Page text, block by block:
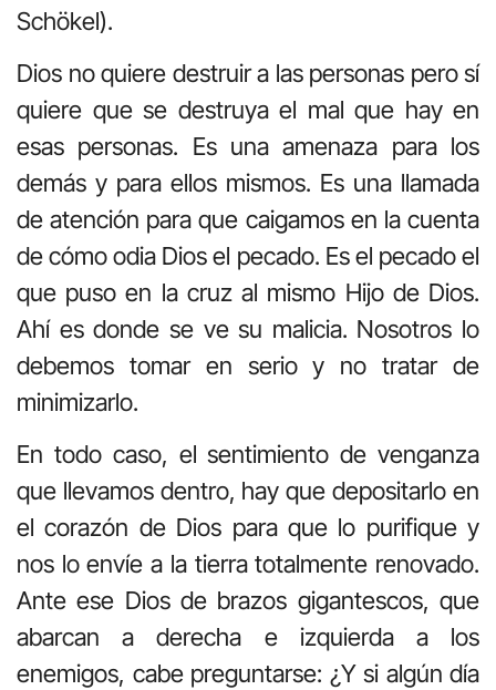
Schökel).
Dios no quiere destruir a las personas pero sí
quiere que se destruya el mal que hay en
esas personas. Es una amenaza para los
demás y para ellos mismos. Es una llamada
de atención para que caigamos en la cuenta
de cómo odia Dios el pecado. Es el pecado el
que puso en la cruz al mismo Hijo de Dios.
Ahí es donde se ve su malicia. Nosotros lo
debemos tomar en serio y no tratar de
minimizarlo.
En todo caso, el sentimiento de venganza
que llevamos dentro, hay que depositarlo en
el corazón de Dios para que lo purifique y
nos lo envíe a la tierra totalmente renovado.
Ante ese Dios de brazos gigantescos, que
abarcan a derecha e izquierda a los
enemigos, cabe preguntarse: ¿Y si algún día